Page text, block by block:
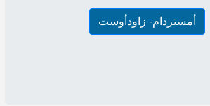
أمستردام- زاودأوست